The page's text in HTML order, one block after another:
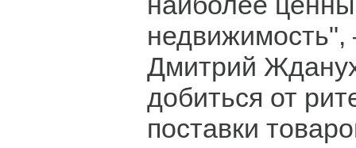
Дмитрий
добиться от
поставки